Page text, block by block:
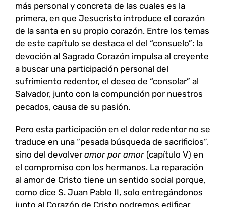
más personal y concreta de las cuales es la
primera, en que Jesucristo introduce el corazón
de la santa en su propio corazón. Entre los temas
de este capítulo se destaca el del “consuelo”: la
devoción al Sagrado Corazón impulsa al creyente
a buscar una participación personal del
sufrimiento redentor, el deseo de “consolar” al
Salvador, junto con la compunción por nuestros
pecados, causa de su pasión.
Pero esta participación en el dolor redentor no se
traduce en una “pesada búsqueda de sacrificios”,
sino del devolveramor por amor (capítulo V) en
el compromiso con los hermanos. La reparación
al amor de Cristo tiene un sentido social porque,
como dice S. Juan Pablo II, solo entregándonos